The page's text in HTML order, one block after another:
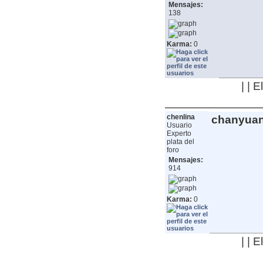
Mensajes:
138
Karma: 0
| |
chenlina
Usuario
Experto
plata del
foro
Mensajes:
914
Karma: 0
| |